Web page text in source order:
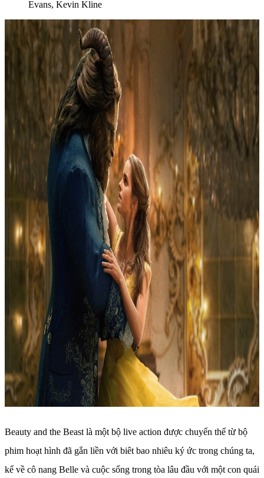
Evans, Kevin Kline
Beauty and the Beast là một bộ live action được chuyển thể từ bộ
phim hoạt hình đã gắn liền với biêt bao nhiêu ký ức trong chúng ta,
kể về cô nang Belle và cuộc sống trong tòa lâu đầu với một con quái